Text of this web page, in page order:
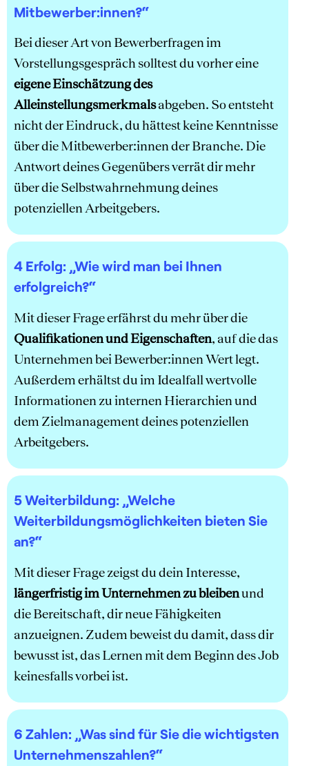
Mitbewerber:innen?“
Bei dieser Art von Bewerberfragen im
Vorstellungsgespräch solltest du vorher eine
eigene Einschätzung des
Alleinstellungsmerkmalsabgeben. So entsteht
nicht der Eindruck, du hättest keine Kenntnisse
über die Mitbewerber:innen der Branche. Die
Antwort deines Gegenübers verrät dir mehr
über die Selbstwahrnehmung deines
potenziellen Arbeitgebers.
4 Erfolg: „Wie wird man bei Ihnen
erfolgreich?“
Mit dieser Frage erfährst du mehr über die
Qualifikationen und Eigenschaften, auf die das
Unternehmen bei Bewerber:innen Wert legt.
Außerdem erhältst du im Idealfall wertvolle
Informationen zu internen Hierarchien und
dem Zielmanagement deines potenziellen
Arbeitgebers.
5 Weiterbildung: „Welche
Weiterbildungsmöglichkeiten bieten Sie
an?“
Mit dieser Frage zeigst du dein Interesse,
längerfristig im Unternehmen zu bleibenund
die Bereitschaft, dir neue Fähigkeiten
anzueignen. Zudem beweist du damit, dass dir
bewusst ist, das Lernen mit dem Beginn des Job
keinesfalls vorbei ist.
6 Zahlen: „Was sind für Sie die wichtigsten
Unternehmenszahlen?“